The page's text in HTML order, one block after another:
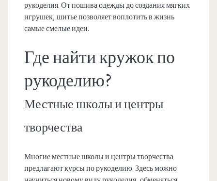
рукоделия. От пошива одежды до создания мягких
игрушек, шитье позволяет воплотить в жизнь
самые смелые идеи.
Где найти кружок по
рукоделию?
Местные школы и центры
творчества
Многие местные школы и центры творчества
предлагают курсы по рукоделию. Здесь можно